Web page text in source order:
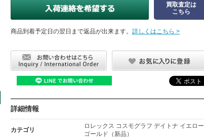
買取査定は
こちら
商品到着予定日の翌日まで返品が出来ます。 詳しくはこちら >
詳細情報
カテゴリ
ロレックス コスモグラフ デイトナ イエロー
ゴールド（新品）